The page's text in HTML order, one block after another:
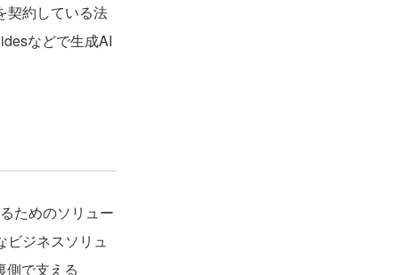
契約している法
などで生成AI
ためのソリュー
ビジネスソリュ
側で支える